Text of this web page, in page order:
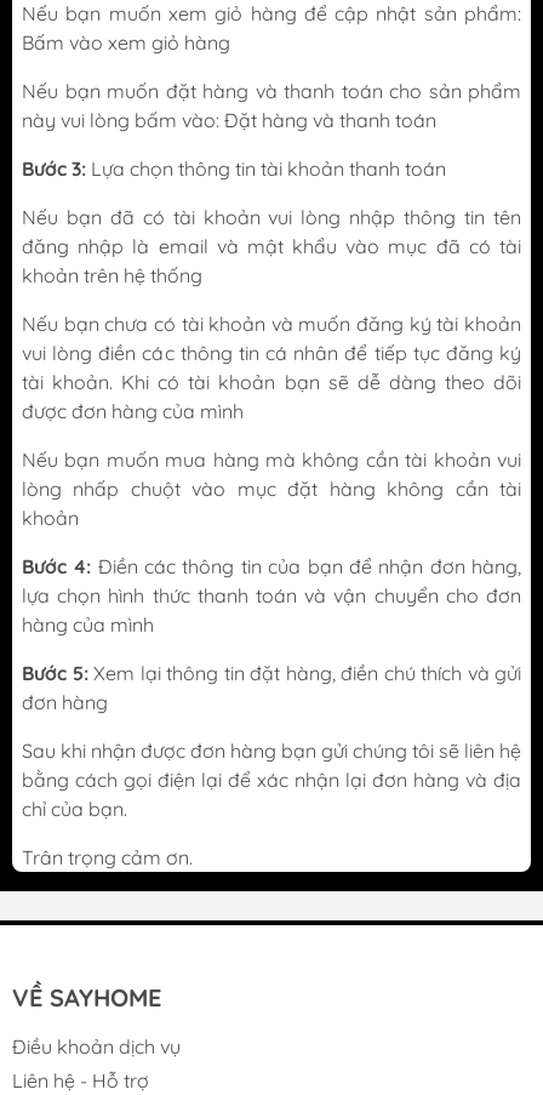
Nếu bạn muốn xem giỏ hàng để cập nhật sản phẩm:
Bấm vào xem giỏ hàng
Nếu bạn muốn đặt hàng và thanh toán cho sản phẩm
này vui lòng bấm vào: Đặt hàng và thanh toán
Bước 3: Lựa chọn thông tin tài khoản thanh toán
Nếu bạn đã có tài khoản vui lòng nhập thông tin tên
đăng nhập là email và mật khẩu vào mục đã có tài
khoản trên hệ thống
Nếu bạn chưa có tài khoản và muốn đăng ký tài khoản
vui lòng điền các thông tin cá nhân để tiếp tục đăng ký
tài khoản. Khi có tài khoản bạn sẽ dễ dàng theo dõi
được đơn hàng của mình
Nếu bạn muốn mua hàng mà không cần tài khoản vui
lòng nhấp chuột vào mục đặt hàng không cần tài
khoản
Bước 4: Điền các thông tin của bạn để nhận đơn hàng,
lựa chọn hình thức thanh toán và vận chuyển cho đơn
hàng của mình
Bước 5:Xem lại thông tin đặt hàng, điền chú thích và gửi
đơn hàng
Sau khi nhận được đơn hàng bạn gửi chúng tôi sẽ liên hệ
bằng cách gọi điện lại để xác nhận lại đơn hàng và địa
chỉ của bạn.
Trân trọng cảm ơn.
VỀ SAYHOME
Điều khoản dịch vụ
Liên hệ - Hỗ trợ